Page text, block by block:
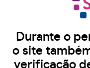
Durante o
o site
verificação